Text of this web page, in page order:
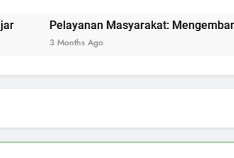
Pelayanan Masyarakat: Mengembangkan
3 Months Ago